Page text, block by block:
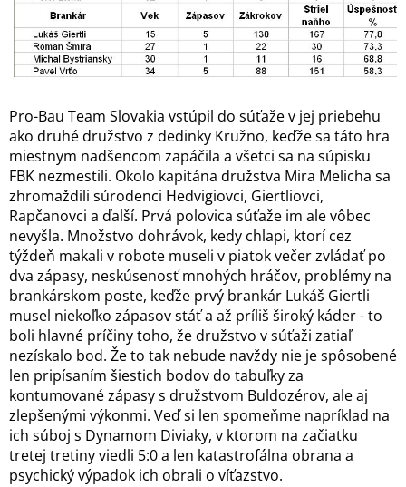
Pro-Bau Team Slovakia vstúpil do súťaže v jej priebehu
ako druhé družstvo z dedinky Kružno, keďže sa táto hra
miestnym nadšencom zapáčila a všetci sa na súpisku
FBK nezmestili. Okolo kapitána družstva Mira Melicha sa
zhromaždili súrodenci Hedvigiovci, Giertliovci,
Rapčanovci a ďalší. Prvá polovica súťaže im ale vôbec
nevyšla. Množstvo dohrávok, kedy chlapi, ktorí cez
týždeň makali v robote museli v piatok večer zvládať po
dva zápasy, neskúsenosť mnohých hráčov, problémy na
brankárskom poste, keďže prvý brankár Lukáš Giertli
musel niekoľko zápasov stáť a až príliš široký káder - to
boli hlavné príčiny toho, že družstvo v súťaži zatiaľ
nezískalo bod. Že to tak nebude navždy nie je spôsobené
len pripísaním šiestich bodov do tabuľky za
kontumované zápasy s družstvom Buldozérov, ale aj
zlepšenými výkonmi. Veď si len spomeňme napríklad na
ich súboj s Dynamom Diviaky, v ktorom na začiatku
tretej tretiny viedli 5:0 a len katastrofálna obrana a
psychický výpadok ich obrali o víťazstvo.